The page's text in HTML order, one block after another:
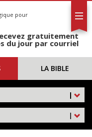
pour
gratuitement
du jour par courriel
LA BIBLE
|
|